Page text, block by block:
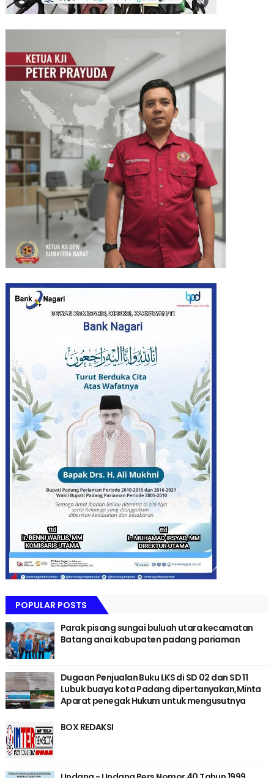
POPULAR POSTS
Parak pisang sungai buluah utara kecamatan
Batang anai kabupaten padang pariaman
Dugaan Penjualan Buku LKS di SD 02 dan SD 11
Lubuk buaya kota Padang dipertanyakan,Minta
Aparat penegak Hukum untuk mengusutnya
BOX REDAKSI